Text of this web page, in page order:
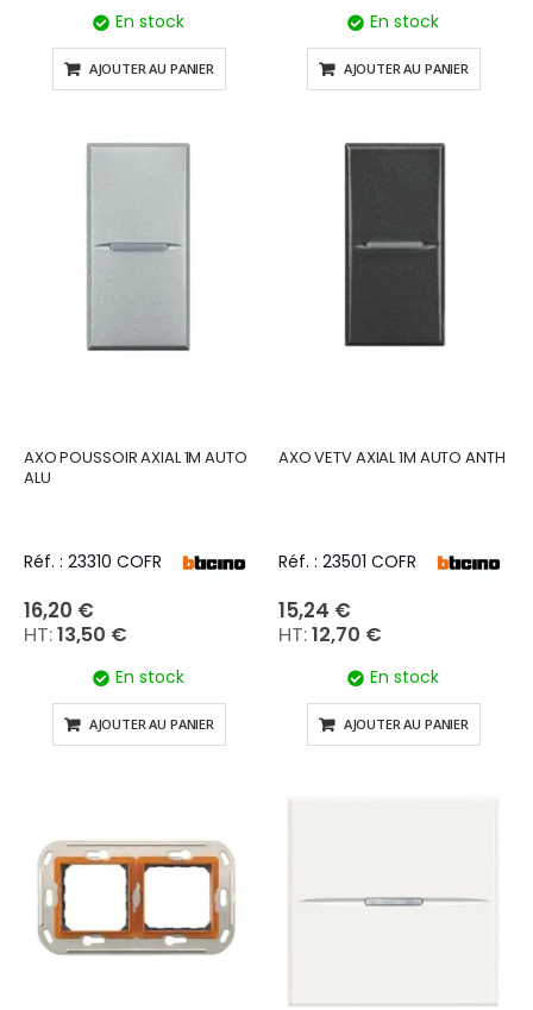
En stock
AJOUTER AU PANIER
En stock
AJOUTER AU PANIER
AXO POUSSOIR AXIAL 1M AUTO
ALU
Réf. : 23310 COFR
16,20 €
13,50 €
En stock
AJOUTER AU PANIER
AXO VETV AXIAL 1M AUTO ANTH
Réf. : 23501 COFR
15,24 €
12,70 €
En stock
AJOUTER AU PANIER